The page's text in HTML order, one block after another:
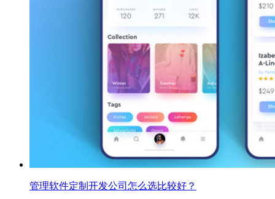
管理软件定制开发公司怎么选比较好？